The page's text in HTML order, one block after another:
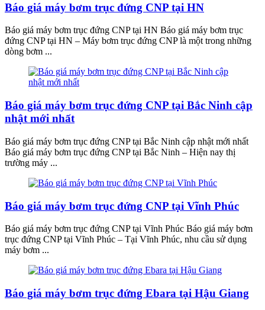
Báo giá máy bơm trục đứng CNP tại HN
Báo giá máy bơm trục đứng CNP tại HN Báo giá máy bơm trục
đứng CNP tại HN – Máy bơm trục đứng CNP là một trong những
dòng bơm ...
Báo giá máy bơm trục đứng CNP tại Bắc Ninh cập
nhật mới nhất
Báo giá máy bơm trục đứng CNP tại Bắc Ninh cập nhật mới nhất
Báo giá máy bơm trục đứng CNP tại Bắc Ninh – Hiện nay thị
trường máy ...
Báo giá máy bơm trục đứng CNP tại Vĩnh Phúc
Báo giá máy bơm trục đứng CNP tại Vĩnh Phúc Báo giá máy bơm
trục đứng CNP tại Vĩnh Phúc – Tại Vĩnh Phúc, nhu cầu sử dụng
máy bơm ...
Báo giá máy bơm trục đứng Ebara tại Hậu Giang